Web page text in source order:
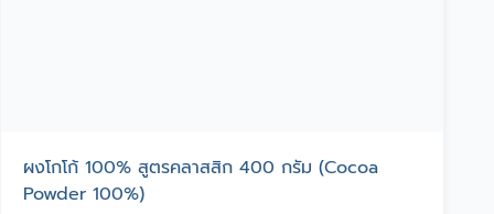
ผงโกโก้ 100% สูตรคลาสสิก 400 กรัม (Cocoa
Powder 100%)